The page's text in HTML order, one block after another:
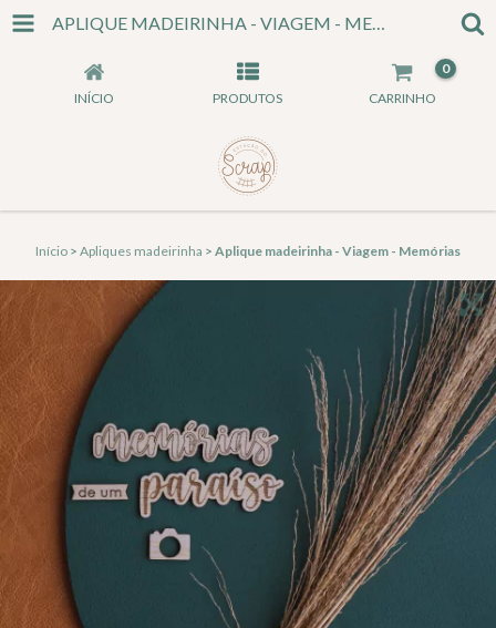
APLIQUE MADEIRINHA - VIAGEM - MEMÓRIAS
INÍCIO PRODUTOS CARRINHO
0
Início > Apliques madeirinha > Aplique madeirinha - Viagem - Memórias